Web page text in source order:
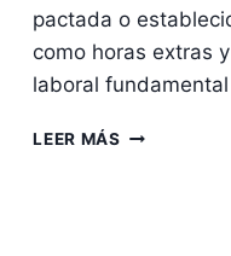
pactada o
como horas extras
laboral
LEER MÁS ¿QUÉ